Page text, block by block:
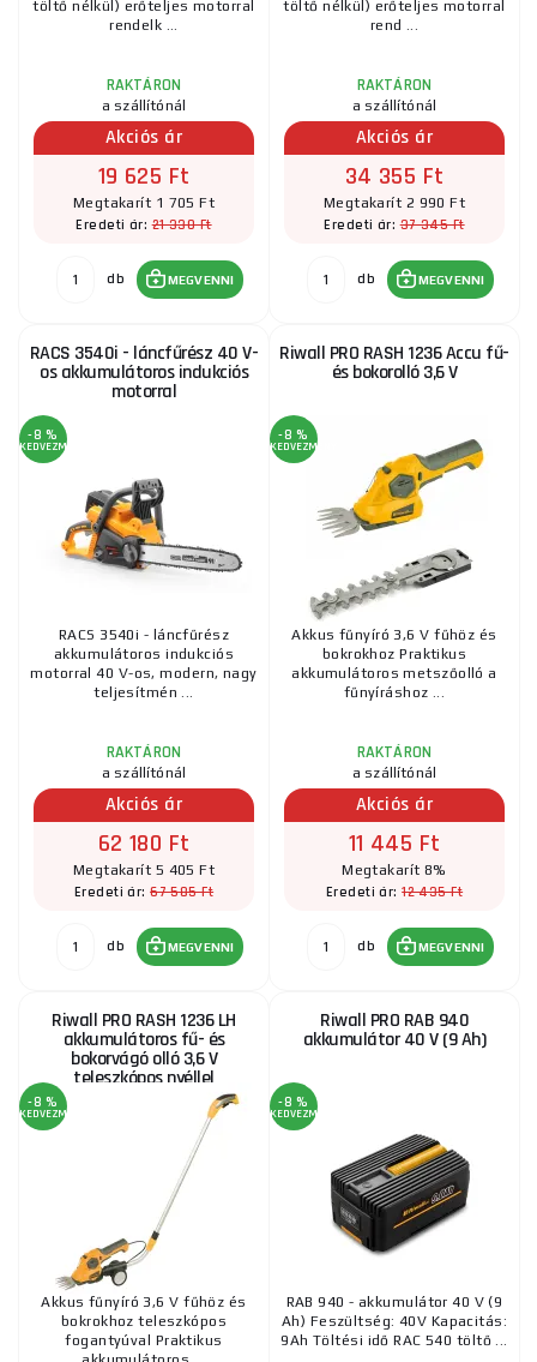
töltő nélkül) erőteljes motorral
rendelk ...
RAKTÁRON
a szállítónál
Akciós ár
19 625 Ft
Megtakarít 1 705 Ft
Eredeti ár:21 330 Ft
db MEGVENNI
töltő nélkül) erőteljes motorral
rend ...
RAKTÁRON
a szállítónál
Akciós ár
34 355 Ft
Megtakarít 2 990 Ft
Eredeti ár:37 345 Ft
db MEGVENNI
RACS 3540i - láncfűrész 40 V-
os akkumulátoros indukciós
motorral
-8 %
KEDVEZMÉNY
RACS 3540i - láncfűrész
akkumulátoros indukciós
motorral 40 V-os, modern, nagy
teljesítmén ...
RAKTÁRON
a szállítónál
Akciós ár
62 180 Ft
Megtakarít 5 405 Ft
Eredeti ár:67 585 Ft
db MEGVENNI
Riwall PRO RASH 1236 Accu fű-
és bokorolló 3,6 V
-8 %
KEDVEZMÉNY
Akkus fűnyíró 3,6 V fűhöz és
bokrokhoz Praktikus
akkumulátoros metszőolló a
fűnyíráshoz ...
RAKTÁRON
a szállítónál
Akciós ár
11 445 Ft
Megtakarít 8%
Eredeti ár:12 435 Ft
db MEGVENNI
Riwall PRO RASH 1236 LH
akkumulátoros fű- és
bokorvágó olló 3,6 V
teleszkópos nyéllel
-8 %
KEDVEZMÉNY
Akkus fűnyíró 3,6 V fűhöz és
bokrokhoz teleszkópos
fogantyúval Praktikus
Riwall PRO RAB 940
akkumulátor 40 V (9 Ah)
-8 %
KEDVEZMÉNY
RAB 940 - akkumulátor 40 V (9
Ah) Feszültség: 40V Kapacitás:
9Ah Töltési idő RAC 540 töltő ...